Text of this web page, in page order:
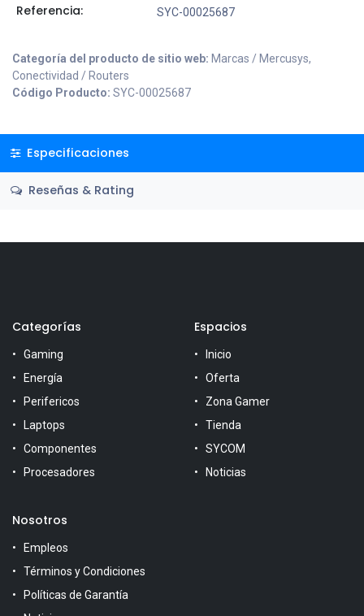
Referencia: SYC-00025687
Categoría del producto de sitio web: Marcas / Mercusys,
Conectividad / Routers
Código Producto: SYC-00025687
Especificaciones
Reseñas & Rating
Categorías
Gaming
Energía
Perifericos
Laptops
Componentes
Procesadores
Espacios
Inicio
Oferta
Zona Gamer
Tienda
SYCOM
Noticias
Nosotros
Empleos
Términos y Condiciones
Políticas de Garantía